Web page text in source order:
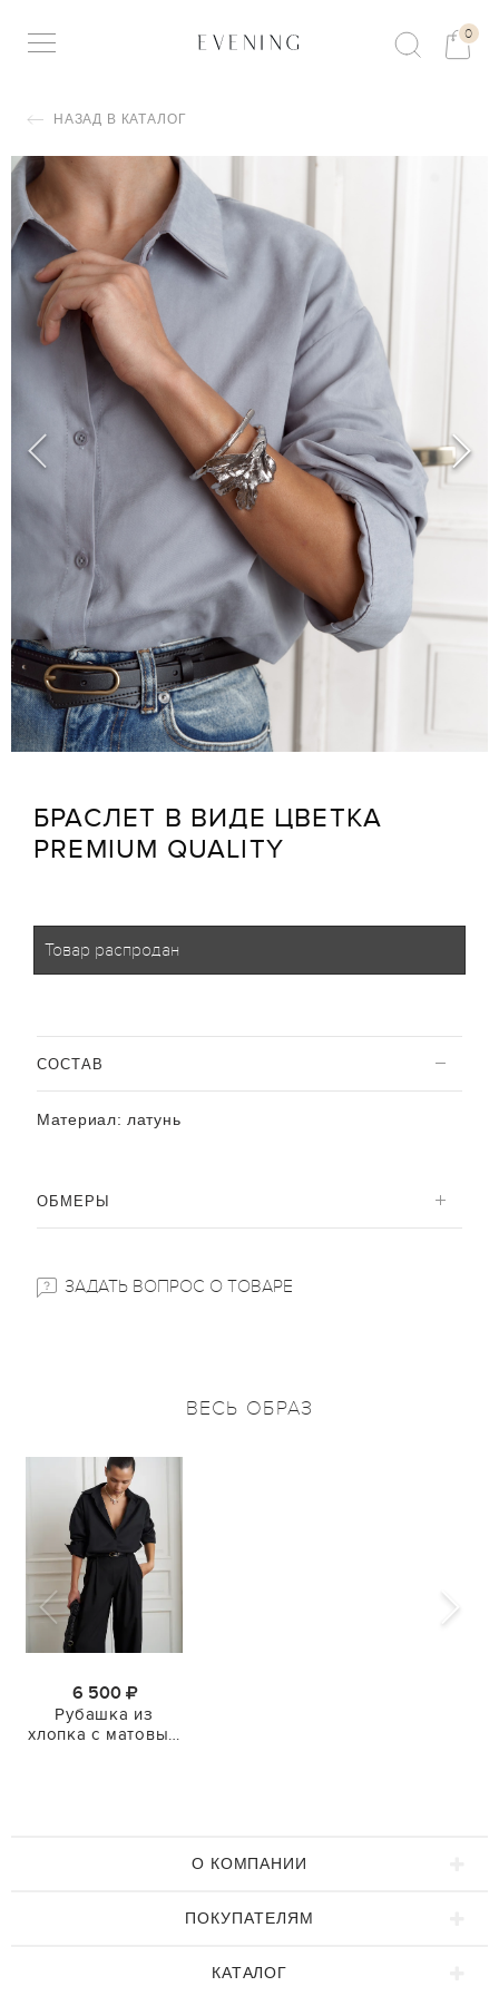
0
НАЗАД В КАТАЛОГ
БРАСЛЕТ В ВИДЕ ЦВЕТКА
PREMIUM QUALITY
Товар распродан
CОСТАВ
Материал: латунь
ОБМЕРЫ
ЗАДАТЬ ВОПРОС О ТОВАРЕ
ВЕСЬ ОБРАЗ
6 500
Рубашка из
хлопка с матовым
О КОМПАНИИ
ПОКУПАТЕЛЯМ
КАТАЛОГ